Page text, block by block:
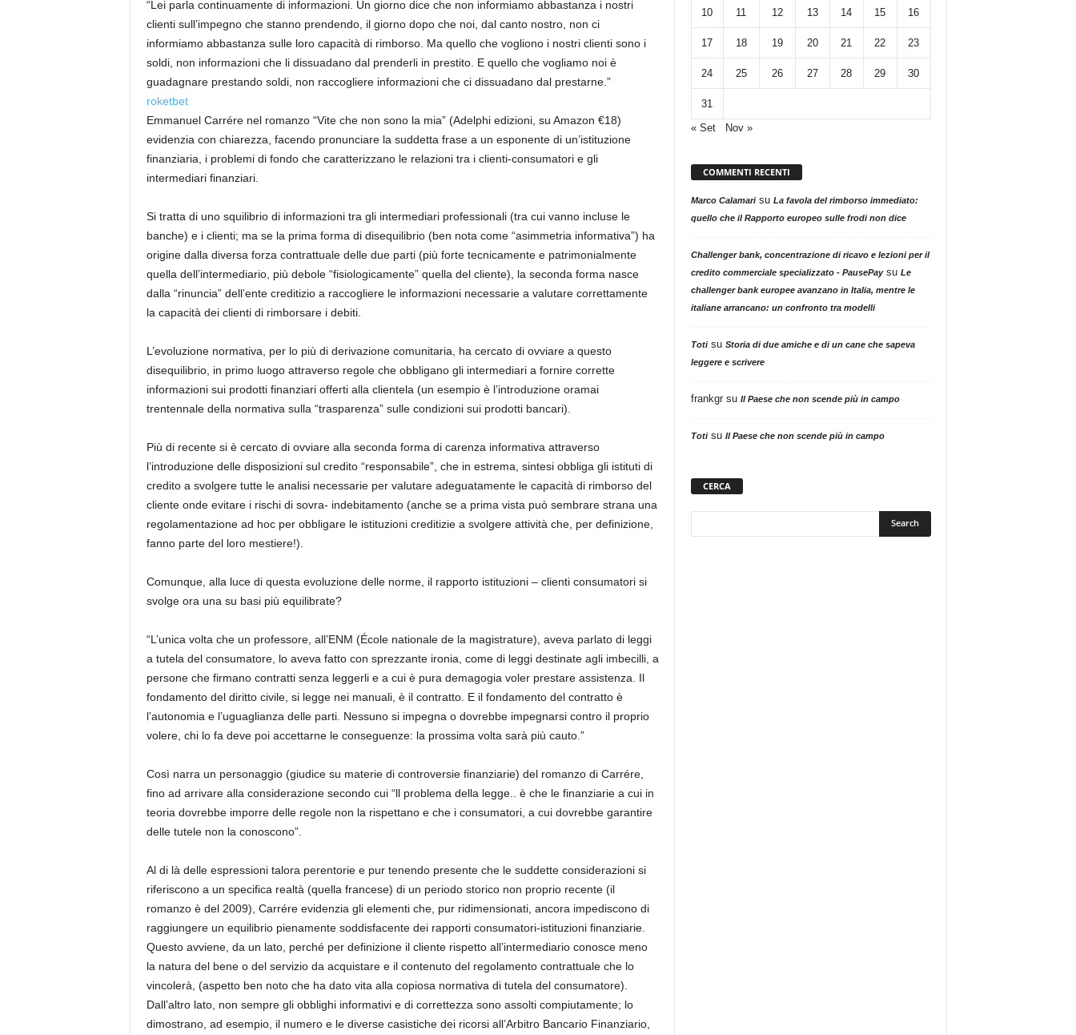
“Lei parla continuamente di informazioni. Un giorno dice che non informiamo abbastanza i nostri
clienti sull’impegno che stanno prendendo, il giorno dopo che noi, dal canto nostro, non ci
informiamo abbastanza sulle loro capacità di rimborso. Ma quello che vogliono i nostri clienti sono i
soldi, non informazioni che li dissuadano dal prenderli in prestito. E quello che vogliamo noi è
guadagnare prestando soldi, non raccogliere informazioni che ci dissuadano dal prestarne.”
roketbet
Emmanuel Carrére nel romanzo “Vite che non sono la mia” (Adelphi edizioni, su Amazon €18)
evidenzia con chiarezza, facendo pronunciare la suddetta frase a un esponente di un’istituzione
finanziaria, i problemi di fondo che caratterizzano le relazioni tra i clienti-consumatori e gli
intermediari finanziari.
Si tratta di uno squilibrio di informazioni tra gli intermediari professionali (tra cui vanno incluse le
banche) e i clienti; ma se la prima forma di disequilibrio (ben nota come “asimmetria informativa”) ha
origine dalla diversa forza contrattuale delle due parti (più forte tecnicamente e patrimonialmente
quella dell’intermediario, più debole “fisiologicamente” quella del cliente), la seconda forma nasce
dalla “rinuncia” dell’ente creditizio a raccogliere le informazioni necessarie a valutare correttamente
la capacità dei clienti di rimborsare i debiti.
L’evoluzione normativa, per lo più di derivazione comunitaria, ha cercato di ovviare a questo
disequilibrio, in primo luogo attraverso regole che obbligano gli intermediari a fornire corrette
informazioni sui prodotti finanziari offerti alla clientela (un esempio è l’introduzione oramai
trentennale della normativa sulla “trasparenza” sulle condizioni sui prodotti bancari).
Più di recente si è cercato di ovviare alla seconda forma di carenza informativa attraverso
l’introduzione delle disposizioni sul credito “responsabile”, che in estrema, sintesi obbliga gli istituti di
credito a svolgere tutte le analisi necessarie per valutare adeguatamente le capacità di rimborso del
cliente onde evitare i rischi di sovra- indebitamento (anche se a prima vista può sembrare strana una
regolamentazione ad hoc per obbligare le istituzioni creditizie a svolgere attività che, per definizione,
fanno parte del loro mestiere!).
Comunque, alla luce di questa evoluzione delle norme, il rapporto istituzioni – clienti consumatori si
svolge ora una su basi più equilibrate?
“L’unica volta che un professore, all’ENM (École nationale de la magistrature), aveva parlato di leggi
a tutela del consumatore, lo aveva fatto con sprezzante ironia, come di leggi destinate agli imbecilli, a
persone che firmano contratti senza leggerli e a cui è pura demagogia voler prestare assistenza. Il
fondamento del diritto civile, si legge nei manuali, è il contratto. E il fondamento del contratto è
l’autonomia e l’uguaglianza delle parti. Nessuno si impegna o dovrebbe impegnarsi contro il proprio
volere, chi lo fa deve poi accettarne le conseguenze: la prossima volta sarà più cauto.”
Così narra un personaggio (giudice su materie di controversie finanziarie) del romanzo di Carrére,
fino ad arrivare alla considerazione secondo cui “ll problema della legge.. è che le finanziarie a cui in
teoria dovrebbe imporre delle regole non la rispettano e che i consumatori, a cui dovrebbe garantire
delle tutele non la conoscono”.
Al di là delle espressioni talora perentorie e pur tenendo presente che le suddette considerazioni si
riferiscono a un specifica realtà (quella francese) di un periodo storico non proprio recente (il
romanzo è del 2009), Carrére evidenzia gli elementi che, pur ridimensionati, ancora impediscono di
raggiungere un equilibrio pienamente soddisfacente dei rapporti consumatori-istituzioni finanziarie.
Questo avviene, da un lato, perché per definizione il cliente rispetto all’intermediario conosce meno
la natura del bene o del servizio da acquistare e il contenuto del regolamento contrattuale che lo
vincolerà, (aspetto ben noto che ha dato vita alla copiosa normativa di tutela del consumatore).
Dall’altro lato, non sempre gli obblighi informativi e di correttezza sono assolti compiutamente; lo
dimostrano, ad esempio, il numero e le diverse casistiche dei ricorsi all’Arbitro Bancario Finanziario,
10 11 12 13 14 15 16
17 18 19 20 21 22 23
24 25 26 27 28 29 30
31
« Set
Nov »
COMMENTI RECENTI
Marco Calamarisu La favola del rimborso immediato:
quello che il Rapporto europeo sulle frodi non dice
Challenger bank, concentrazione di ricavo e lezioni per il
credito commerciale specializzato - PausePaysu Le
challenger bank europee avanzano in Italia, mentre le
italiane arrancano: un confronto tra modelli
Totisu Storia di due amiche e di un cane che sapeva
leggere e scrivere
frankgrsu Il Paese che non scende più in campo
Totisu Il Paese che non scende più in campo
CERCA